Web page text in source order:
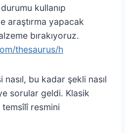
kullanıp
araştırma yapacak
bırakıyoruz.
thesaurus/h
bu kadar şekli nasıl
sorular geldi. Klasik
resmini